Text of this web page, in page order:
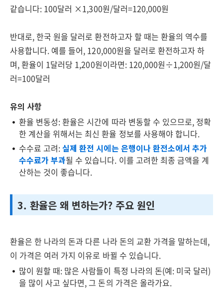
같습니다: 100달러 ×1,300원/달러=120,000원
반대로, 한국 원을 달러로 환전하고자 할 때는 환율의 역수를
사용합니다. 예를 들어, 120,000원을 달러로 환전하고자 하
며, 환율이 1달러당 1,200원이라면: 120,000원÷1,200원/달
러=100달러
유의 사항
환율 변동성: 환율은 시간에 따라 변동할 수 있으므로, 정확
한 계산을 위해서는 최신 환율 정보를 사용해야 합니다.
수수료 고려:실제 환전 시에는 은행이나 환전소에서 추가
수수료가 부과될 수 있습니다. 이를 고려한 최종 금액을 계
산하는 것이 좋습니다.
3. 환율은 왜 변하는가? 주요 원인
환율은 한 나라의 돈과 다른 나라 돈의 교환 가격을 말하는데,
이 가격은 여러 가지 이유로 바뀔 수 있습니다.
많이 원할 때: 많은 사람들이 특정 나라의 돈(예: 미국 달러)
을 많이 사고 싶다면, 그 돈의 가격은 올라가요.